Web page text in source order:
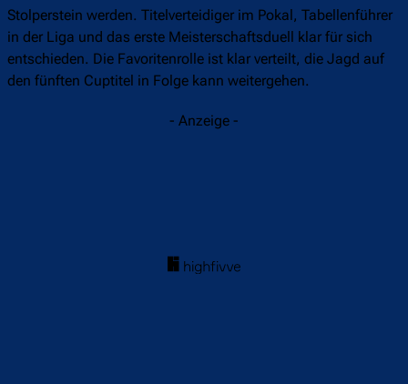
Stolperstein werden. Titelverteidiger im Pokal, Tabellenführer
in der Liga und das erste Meisterschaftsduell klar für sich
entschieden. Die Favoritenrolle ist klar verteilt, die Jagd auf
den fünften Cuptitel in Folge kann weitergehen.
- Anzeige -